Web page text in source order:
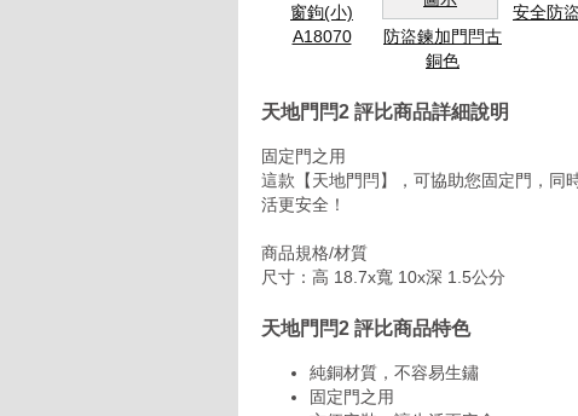
窗鉤(小)
A18070
防盜鍊加門閂古
銅色
安全防
天地門閂2 評比商品詳細說明
固定門之用
這款【天地門閂】，可協助您固定門，同
活更安全！
商品規格/材質
尺寸：高 18.7x寬 10x深 1.5公分
天地門閂2 評比商品特色
純銅材質，不容易生鏽
固定門之用